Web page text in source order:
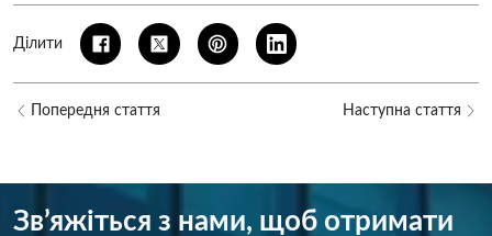
Ділити
Попередня стаття Наступна стаття
Зв’яжіться з нами, щоб отримати